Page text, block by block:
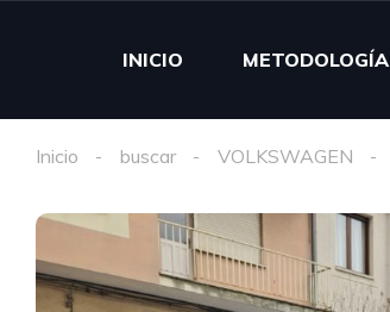
INICIO METODOLOGÍA
Inicio buscar VOLKSWAGEN